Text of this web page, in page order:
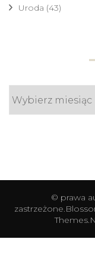
Uroda (43)
© prawa
zastrzeżone.
Themes